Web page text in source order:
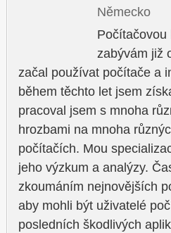
Německo
Počítačovou
zabývám již
začal používat počítače a
během těchto let jsem
pracoval jsem s mnoha
hrozbami na mnoha
počítačích. Mou
jeho výzkum a analýzy.
zkoumáním nejnovějších
aby mohli být uživatelé
posledních škodlivých